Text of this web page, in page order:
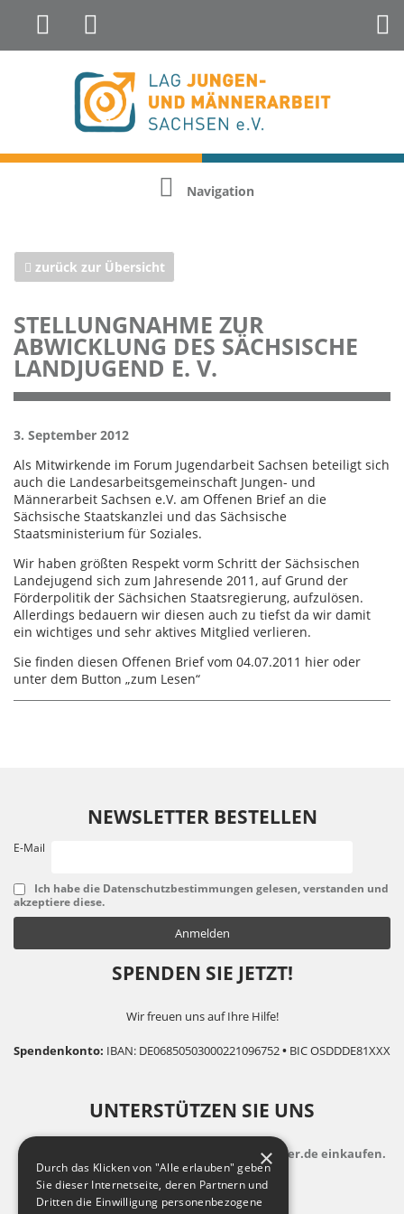
Geschlechterreflexion
Navigation
zurück zur Übersicht
STELLUNGNAHME ZUR
ABWICKLUNG DES SÄCHSISCHE
LANDJUGEND E. V.
3. September 2012
Als Mitwirkende im Forum Jugendarbeit Sachsen beteiligt sich
auch die Landesarbeitsgemeinschaft Jungen- und
Männerarbeit Sachsen e.V. am Offenen Brief an die
Sächsische Staatskanzlei und das Sächsische
Staatsministerium für Soziales.
Wir haben größten Respekt vorm Schritt der Sächsischen
Landejugend sich zum Jahresende 2011, auf Grund der
Förderpolitik der Sächsichen Staatsregierung, aufzulösen.
Allerdings bedauern wir diesen auch zu tiefst da wir damit
ein wichtiges und sehr aktives Mitglied verlieren.
Sie finden diesen Offenen Brief vom 04.07.2011 hier oder
unter dem Button „zum Lesen“
NEWSLETTER BESTELLEN
E-Mail
Ich habe die Datenschutzbestimmungen gelesen, verstanden und
akzeptiere diese.
SPENDEN SIE JETZT!
Wir freuen uns auf Ihre Hilfe!
Spendenkonto: IBAN: DE06850503000221096752• BIC OSDDDE81XXX
UNTERSTÜTZEN SIE UNS
indem Sie zusatzkostenfrei auf Bildungsspender.de einkaufen.
×
Durch das Klicken von "Alle erlauben" geben
Sie dieser Internetseite, deren Partnern und
Dritten die Einwilligung personenbezogene